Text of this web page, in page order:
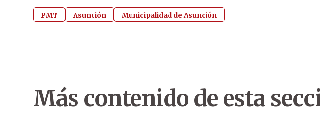
PMT Asunción Municipalidad de Asunción
Más contenido de esta